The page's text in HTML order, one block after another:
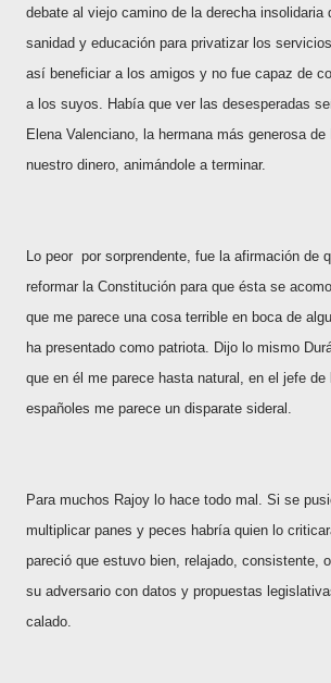
debate al viejo camino de la derecha insolidaria
sanidad y educación para privatizar los
así beneficiar a los amigos y no fue capaz de
a los suyos. Había que ver las desesperadas
Elena Valenciano, la hermana más generosa
nuestro dinero, animándole a terminar.
Lo peor por sorprendente, fue la afirmación de
reformar la Constitución para que ésta se
que me parece una cosa terrible en boca de
ha presentado como patriota. Dijo lo mismo
que en él me parece hasta natural, en el jefe
españoles me parece un disparate sideral.
Para muchos Rajoy lo hace todo mal. Si se
multiplicar panes y peces habría quien lo
pareció que estuvo bien, relajado, consistente,
su adversario con datos y propuestas
calado.